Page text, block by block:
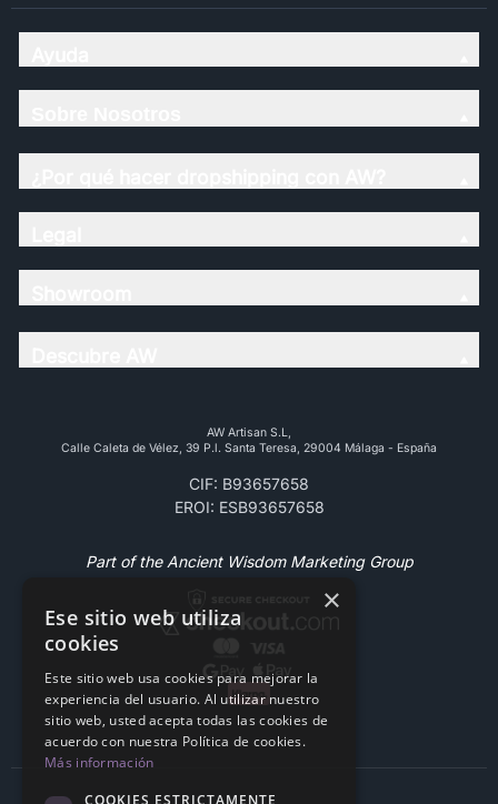
AW Artisan S.L,
Calle Caleta de Vélez, 39 P.l. Santa Teresa, 29004 Málaga - España
CIF: B93657658
EROI: ESB93657658
Part of the Ancient Wisdom Marketing Group
×
Ese sitio web utiliza
cookies
Este sitio web usa cookies para mejorar la
experiencia del usuario. Al utilizar nuestro
sitio web, usted acepta todas las cookies de
acuerdo con nuestra Política de cookies.
Más información
COOKIES ESTRICTAMENTE